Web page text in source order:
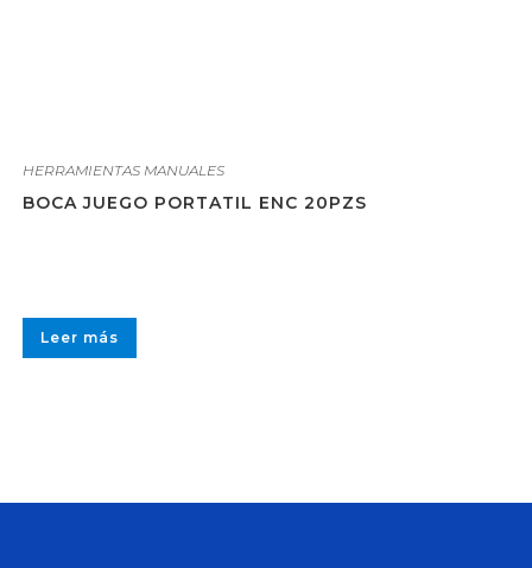
HERRAMIENTAS MANUALES
BOCA JUEGO PORTATIL ENC 20PZS
Leer más